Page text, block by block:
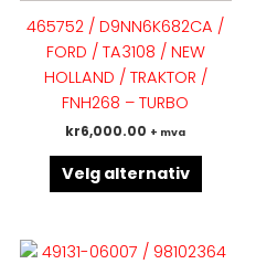
465752 / D9NN6K682CA /
FORD / TA3108 / NEW
HOLLAND / TRAKTOR /
FNH268 – TURBO
kr6,000.00 + mva
Velg alternativ
kan
velges
Dette